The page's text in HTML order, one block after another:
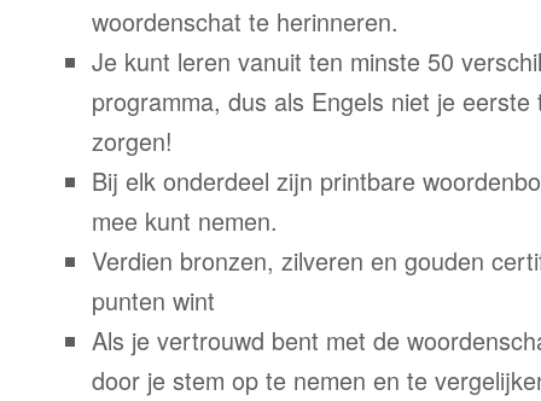
woordenschat te herinneren.
Je kunt leren vanuit ten minste 50
programma, dus als Engels niet je
zorgen!
Bij elk onderdeel zijn printbare
mee kunt nemen.
Verdien bronzen, zilveren en gouden
punten wint
Als je vertrouwd bent met de
door je stem op te nemen en te